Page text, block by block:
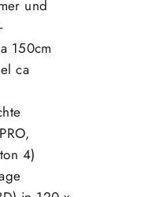
und
150cm
ca
4)